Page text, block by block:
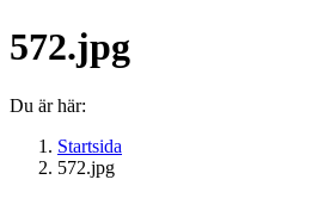
572.jpg
Du är här:
Startsida
572.jpg